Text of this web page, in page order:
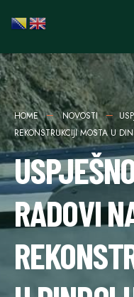
HOME NOVOSTI
REKONSTRUKCIJI MOSTA U
RADOVI